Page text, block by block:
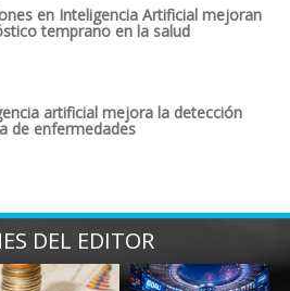
en Inteligencia Artificial mejoran
temprano en la salud
artificial mejora la detección
de enfermedades
DEL EDITOR